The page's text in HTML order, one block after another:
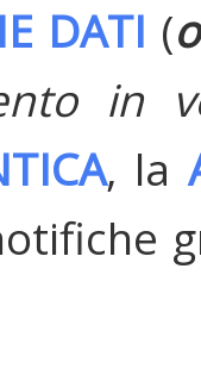
DATI (
in
, la